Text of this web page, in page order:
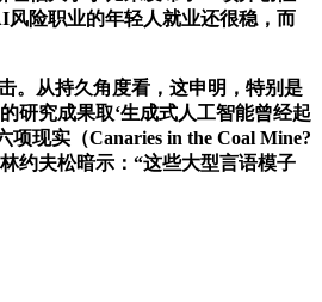
险职业的年轻人就业还很稳，而
。从持久角度看，这申明，特别是
研究成果取‘生成式人工智能曾经起
现实（Canaries in the Coal Mine?
约夫松暗示：“这些大型言语模子